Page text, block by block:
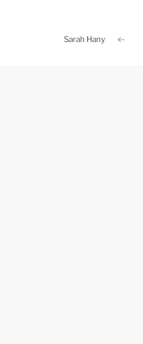
Sarah Hany